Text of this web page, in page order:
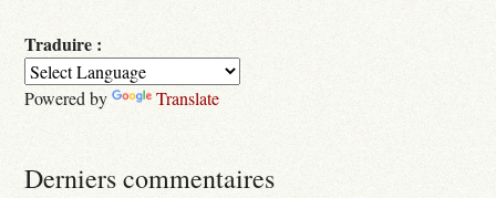
Traduire :
Powered by Translate
Derniers commentaires